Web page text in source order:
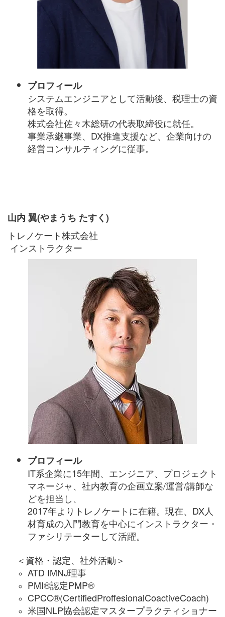
プロフィール
システムエンジニアとして活動後、税理士の資
格を取得。
株式会社佐々木総研の代表取締役に就任。
事業承継事業、DX推進支援など、企業向けの
経営コンサルティングに従事。
山内 翼(やまうち たすく)
トレノケート株式会社
インストラクター
プロフィール
IT系企業に15年間、エンジニア、プロジェクト
マネージャ、社内教育の企画立案/運営/講師な
どを担当し、
2017年よりトレノケートに在籍。現在、DX人
材育成の入門教育を中心にインストラクター・
ファシリテーターして活躍。
＜資格・認定、社外活動＞
ATD IMNJ理事
PMI®認定PMP®
CPCC®(CertifiedProffesionalCoactiveCoach)
米国NLP協会認定マスタープラクティショナー